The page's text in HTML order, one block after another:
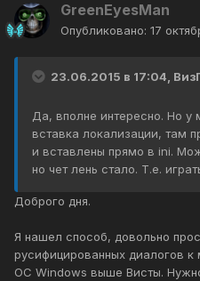
GreenEyesMan
Опубликовано: 17
23.06.2015 в 17:04,
Да, вполне интересно. Но
вставка локализации, там
и вставлены прямо в ini.
но чет лень стало. Т.е.
Доброго дня.
Я нашел способ, довольно
русифицированных диалогов к
ОС Windows выше Висты.